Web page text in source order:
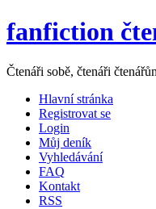
fanfiction
Čtenáři sobě, čtenáři
Hlavní stránka
Registrovat se
Login
Můj deník
Vyhledávání
FAQ
Kontakt
RSS